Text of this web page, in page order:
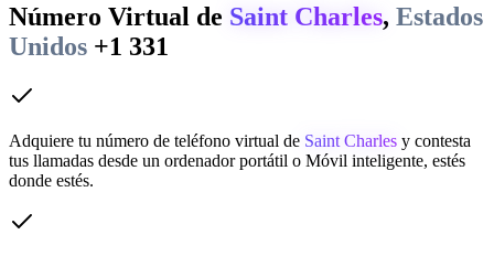
Número Virtual de Saint Charles, Estados
Unidos +1 331
Adquiere tu número de teléfono virtual de Saint Charles y contesta
tus llamadas desde un ordenador portátil o Móvil inteligente, estés
donde estés.